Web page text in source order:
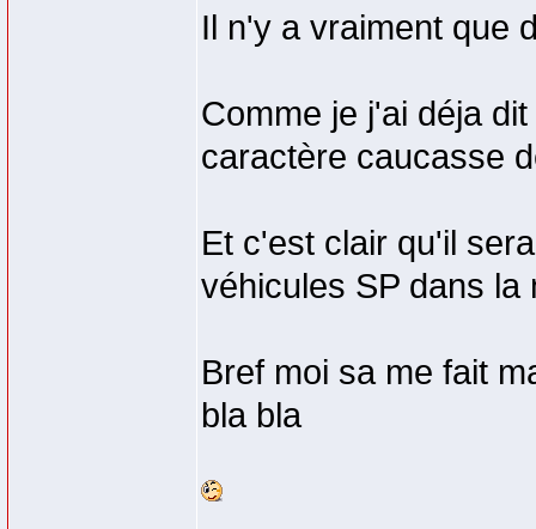
Il n'y a vraiment que
Comme je j'ai déja
caractère caucasse
Et c'est clair qu'il
véhicules SP dans la
Bref moi sa me fait
bla bla